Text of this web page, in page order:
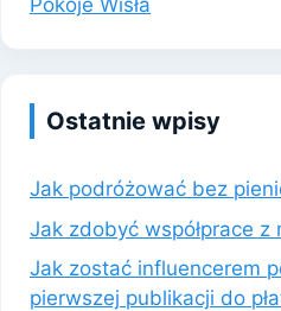
Pokoje Wisła
Ostatnie wpisy
Jak podróżować bez
Jak zdobyć współprace z
Jak zostać influencerem
pierwszej publikacji do